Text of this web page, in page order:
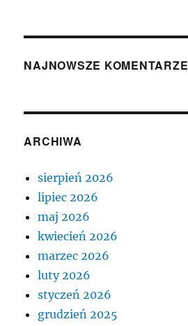
NAJNOWSZE KOMENTARZE
ARCHIWA
sierpień 2026
lipiec 2026
maj 2026
kwiecień 2026
marzec 2026
luty 2026
styczeń 2026
grudzień 2025